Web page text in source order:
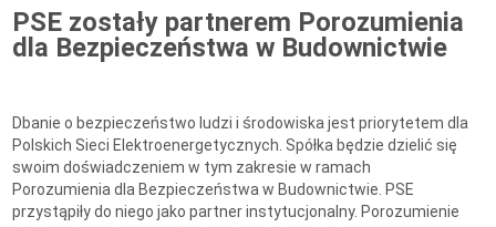
PSE zostały partnerem Porozumienia
dla Bezpieczeństwa w Budownictwie
Dbanie o bezpieczeństwo ludzi i środowiska jest priorytetem dla
Polskich Sieci Elektroenergetycznych. Spółka będzie dzielić się
swoim doświadczeniem w tym zakresie w ramach
Porozumienia dla Bezpieczeństwa w Budownictwie. PSE
przystąpiły do niego jako partner instytucjonalny. Porozumienie